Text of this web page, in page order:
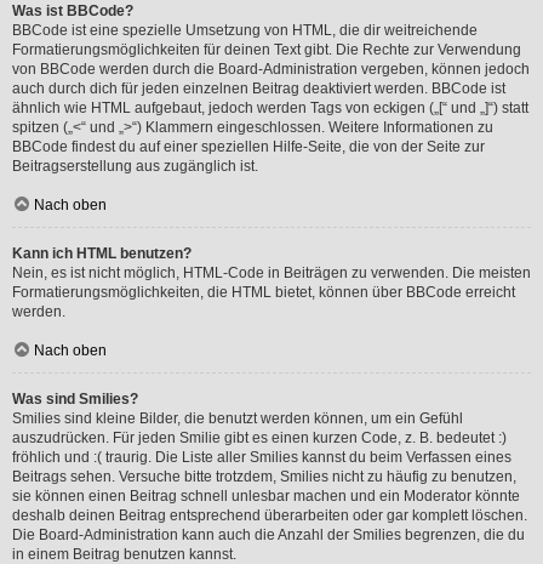
Was ist BBCode?
BBCode ist eine spezielle Umsetzung von HTML, die dir weitreichende
Formatierungsmöglichkeiten für deinen Text gibt. Die Rechte zur Verwendung
von BBCode werden durch die Board-Administration vergeben, können jedoch
auch durch dich für jeden einzelnen Beitrag deaktiviert werden. BBCode ist
ähnlich wie HTML aufgebaut, jedoch werden Tags von eckigen („[“ und „]“) statt
spitzen („<“ und „>“) Klammern eingeschlossen. Weitere Informationen zu
BBCode findest du auf einer speziellen Hilfe-Seite, die von der Seite zur
Beitragserstellung aus zugänglich ist.
Nach oben
Kann ich HTML benutzen?
Nein, es ist nicht möglich, HTML-Code in Beiträgen zu verwenden. Die meisten
Formatierungsmöglichkeiten, die HTML bietet, können über BBCode erreicht
werden.
Nach oben
Was sind Smilies?
Smilies sind kleine Bilder, die benutzt werden können, um ein Gefühl
auszudrücken. Für jeden Smilie gibt es einen kurzen Code, z. B. bedeutet :)
fröhlich und :( traurig. Die Liste aller Smilies kannst du beim Verfassen eines
Beitrags sehen. Versuche bitte trotzdem, Smilies nicht zu häufig zu benutzen,
sie können einen Beitrag schnell unlesbar machen und ein Moderator könnte
deshalb deinen Beitrag entsprechend überarbeiten oder gar komplett löschen.
Die Board-Administration kann auch die Anzahl der Smilies begrenzen, die du
in einem Beitrag benutzen kannst.